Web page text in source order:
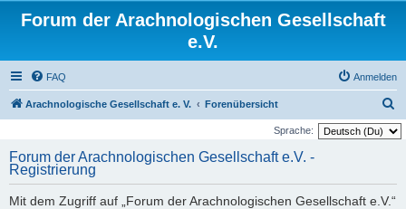
Forum der Arachnologischen Gesellschaft
e.V.
FAQ Anmelden
Arachnologische Gesellschaft e. V. Forenübersicht
u
Sprache:
Forum der Arachnologischen Gesellschaft e.V. -
Registrierung
Mit dem Zugriff auf „Forum der Arachnologischen Gesellschaft e.V.“